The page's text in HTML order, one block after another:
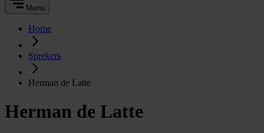
Menu
Home
Sprekers
Herman de Latte
Herman de Latte